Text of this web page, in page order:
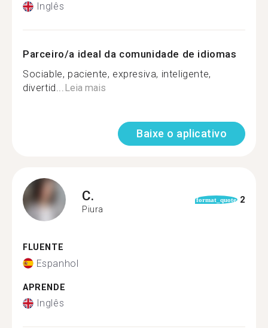
Inglês
Parceiro/a ideal da comunidade de idiomas
Sociable, paciente, expresiva, inteligente,
divertid...Leia mais
Baixe o aplicativo
C.
Piura
format_quote 2
FLUENTE
Espanhol
APRENDE
Inglês